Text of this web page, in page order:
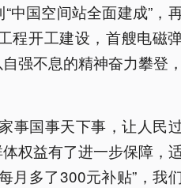
中国空间站全面建成”，
程开工建设，首艘电磁
强不息的精神奋力攀登
事国事天下事，让人民
权益有了进一步保障，
月多了300元补贴”，我